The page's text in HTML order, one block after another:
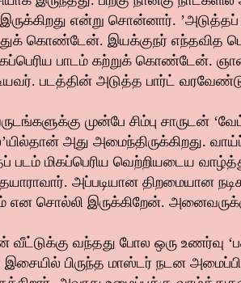
என்று சொன்னார். ’அடுத்தப்
கொண்டேன். இயக்குநர் எந்தவித
பாடம் கற்றுக் கொண்டேன்.
படத்தின் அடுத்த பார்ட்
முன்பே சிம்பு சாருடன்
அது அமைந்திருக்கிறது.
படம் மிகப்பெரிய வெற்றியடைய
அப்படியான திறமையான
என சொல்லி இருக்கிறேன்.
வந்தது போல ஒரு உணர்வு
பிருந்த மாஸ்டர் நடன